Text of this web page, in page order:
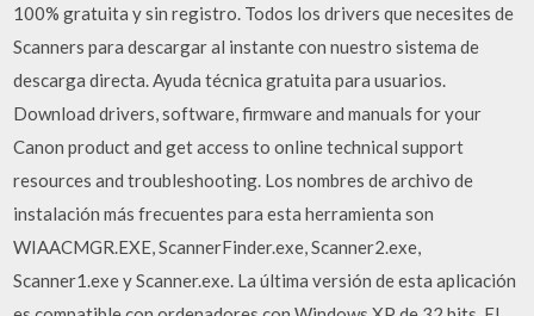
100% gratuita y sin registro. Todos los drivers que necesites de
Scanners para descargar al instante con nuestro sistema de
descarga directa. Ayuda técnica gratuita para usuarios.
Download drivers, software, firmware and manuals for your
Canon product and get access to online technical support
resources and troubleshooting. Los nombres de archivo de
instalación más frecuentes para esta herramienta son
WIAACMGR.EXE, ScannerFinder.exe, Scanner2.exe,
Scanner1.exe y Scanner.exe. La última versión de esta aplicación